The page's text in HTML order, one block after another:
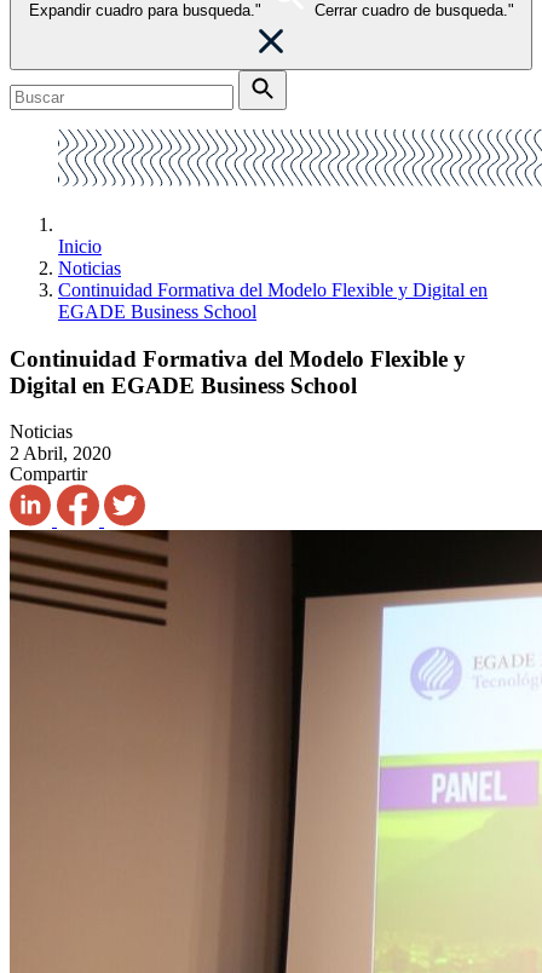
Expandir cuadro para busqueda." Cerrar cuadro de busqueda."
Inicio
Noticias
Continuidad Formativa del Modelo Flexible y Digital en
EGADE Business School
Continuidad Formativa del Modelo Flexible y
Digital en EGADE Business School
Noticias
2 Abril, 2020
Compartir